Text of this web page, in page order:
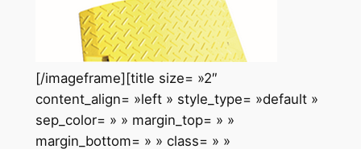
[/imageframe][title size= »2″
content_align= »left » style_type= »default »
sep_color= » » margin_top= » »
margin_bottom= » » class= » »